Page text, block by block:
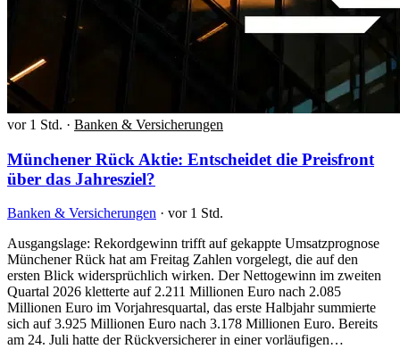
vor 1 Std. · Banken & Versicherungen
Münchener Rück Aktie: Entscheidet die Preisfront
über das Jahresziel?
Banken & Versicherungen · vor 1 Std.
Ausgangslage: Rekordgewinn trifft auf gekappte Umsatzprognose
Münchener Rück hat am Freitag Zahlen vorgelegt, die auf den
ersten Blick widersprüchlich wirken. Der Nettogewinn im zweiten
Quartal 2026 kletterte auf 2.211 Millionen Euro nach 2.085
Millionen Euro im Vorjahresquartal, das erste Halbjahr summierte
sich auf 3.925 Millionen Euro nach 3.178 Millionen Euro. Bereits
am 24. Juli hatte der Rückversicherer in einer vorläufigen…